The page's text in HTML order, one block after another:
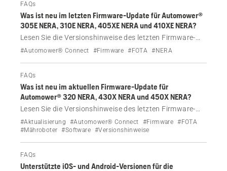
FAQs
Was ist neu im letzten Firmware-Update für Automower®
305E NERA, 310E NERA, 405XE NERA und 410XE NERA?
Lesen Sie die Versionshinweise des letzten Firmware-
Updates für Husqvarna Automower® 305E NERA, 310E
#Automower® Connect #Firmware #FOTA #NERA
FAQs
Was ist neu im aktuellen Firmware-Update für
Automower® 320 NERA, 430X NERA und 450X NERA?
Lesen Sie die Versionshinweise des letzten Firmware-
Updates für Husqvarna Automower® 320 NERA, 430X
NERA und 450X NERA.
#Aktualisierung #Automower® Connect #Firmware #FOTA
#Mähroboter
#Software #Versionshinweise
FAQs
Unterstützte iOS- und Android-Versionen für die